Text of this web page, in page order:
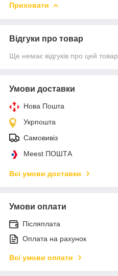
Приховати
Відгуки про товар
Ще немає відгуків про цей товар
Умови доставки
Нова Пошта
Укрпошта
Самовивіз
Meest ПОШТА
Всі умови доставки
Умови оплати
Післяплата
Оплата на рахунок
Всі умови оплати